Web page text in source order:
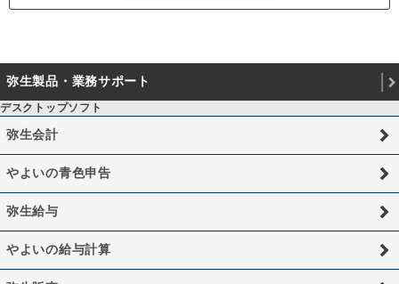
弥生製品・業務サポート
デスクトップソフト
弥生会計
やよいの青色申告
弥生給与
やよいの給与計算